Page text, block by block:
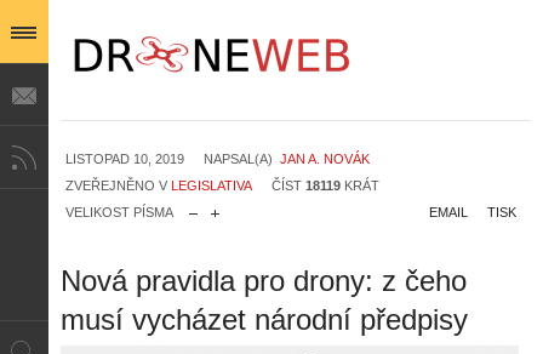
LISTOPAD 10, 2019 NAPSAL(A) JAN A. NOVÁK
ZVEŘEJNĚNO V LEGISLATIVA ČÍST 18119 KRÁT
VELIKOST PÍSMA
TISK
EMAIL
Nová pravidla pro drony: z čeho
musí vycházet národní předpisy